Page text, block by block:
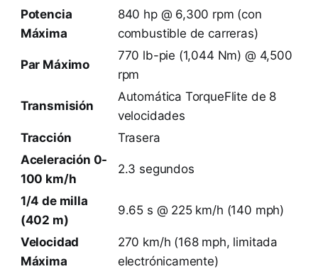
Potencia
Máxima
840 hp @ 6,300 rpm (con
combustible de carreras)
Par Máximo
770 lb-pie (1,044 Nm) @ 4,500
rpm
Transmisión
Automática TorqueFlite de 8
velocidades
Tracción
Trasera
Aceleración 0-
100 km/h
2.3 segundos
1/4 de milla
(402 m)
9.65 s @ 225 km/h (140 mph)
Velocidad
Máxima
270 km/h (168 mph, limitada
electrónicamente)